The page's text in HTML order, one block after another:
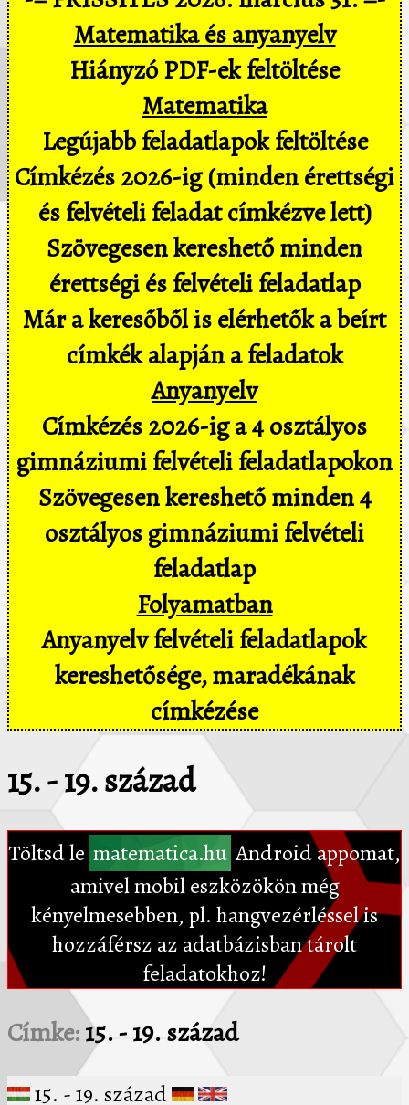
Matematika és anyanyelv
Hiányzó PDF-ek feltöltése
Matematika
Legújabb feladatlapok feltöltése
Címkézés 2026-ig (minden érettségi
és felvételi feladat címkézve lett)
Szövegesen kereshető minden
érettségi és felvételi feladatlap
Már a keresőből is elérhetők a beírt
címkék alapján a feladatok
Anyanyelv
Címkézés 2026-ig a 4 osztályos
gimnáziumi felvételi feladatlapokon
Szövegesen kereshető minden 4
osztályos gimnáziumi felvételi
feladatlap
Folyamatban
Anyanyelv felvételi feladatlapok
kereshetősége, maradékának
címkézése
15. - 19. század
Töltsd le matematica.hu Android appomat,
amivel mobil eszközökön még
kényelmesebben, pl. hangvezérléssel is
hozzáférsz az adatbázisban tárolt
feladatokhoz!
Címke:15. - 19. század
15. - 19. század